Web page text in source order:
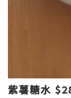
紫薯糖水